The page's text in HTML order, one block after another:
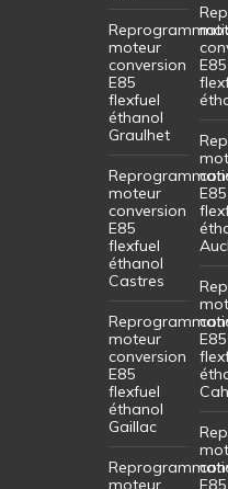
moteur
conversion
E85
flexfuel
éthanol
Graulhet
moteur
conversion
E85
flexfuel
éthanol
Castres
moteur
conversion
E85
flexfuel
éthanol
Gaillac
moteur
E85
E85
E85
E85